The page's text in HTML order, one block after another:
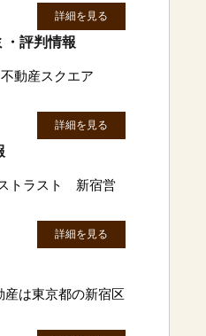
詳細を見る
評判情報
動産スクエア
詳細を見る
トラスト 新宿営
詳細を見る
産は東京都の新宿区